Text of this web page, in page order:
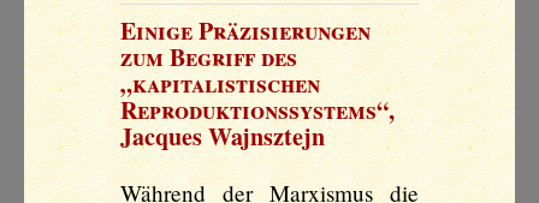
Einige Präzisierungen
zum Begriff des
„kapitalistischen
Reproduktionssystems“,
Jacques Wajnsztejn
Während der Marxismus die